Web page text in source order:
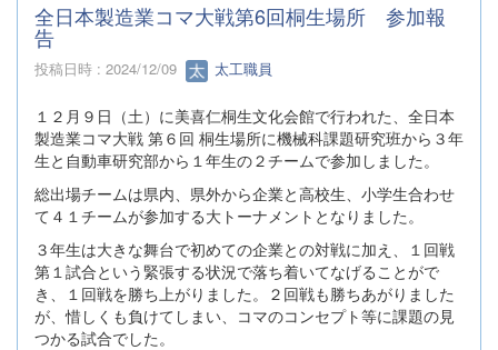
全日本製造業コマ大戦第6回桐生場所 参加報
告
投稿日時 : 2024/12/09 太工職員
１２月９日（土）に美喜仁桐生文化会館で行われた、全日本
製造業コマ大戦 第６回 桐生場所に機械科課題研究班から３年
生と自動車研究部から１年生の２チームで参加しました。
総出場チームは県内、県外から企業と高校生、小学生合わせ
て４１チームが参加する大トーナメントとなりました。
３年生は大きな舞台で初めての企業との対戦に加え、１回戦
第１試合という緊張する状況で落ち着いてなげることがで
き、１回戦を勝ち上がりました。２回戦も勝ちあがりました
が、惜しくも負けてしまい、コマのコンセプト等に課題の見
つかる試合でした。